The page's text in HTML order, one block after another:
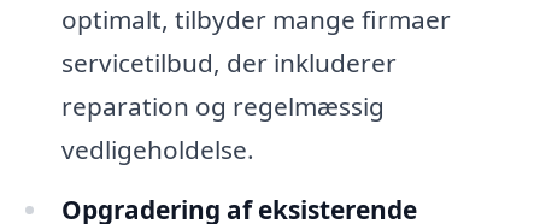
optimalt, tilbyder mange firmaer
servicetilbud, der inkluderer
reparation og regelmæssig
vedligeholdelse.
Opgradering af eksisterende